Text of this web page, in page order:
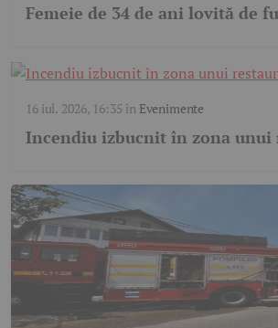
Femeie de 34 de ani lovită de
16 iul. 2026, 16:35 în Evenimente
Incendiu izbucnit în zona unui